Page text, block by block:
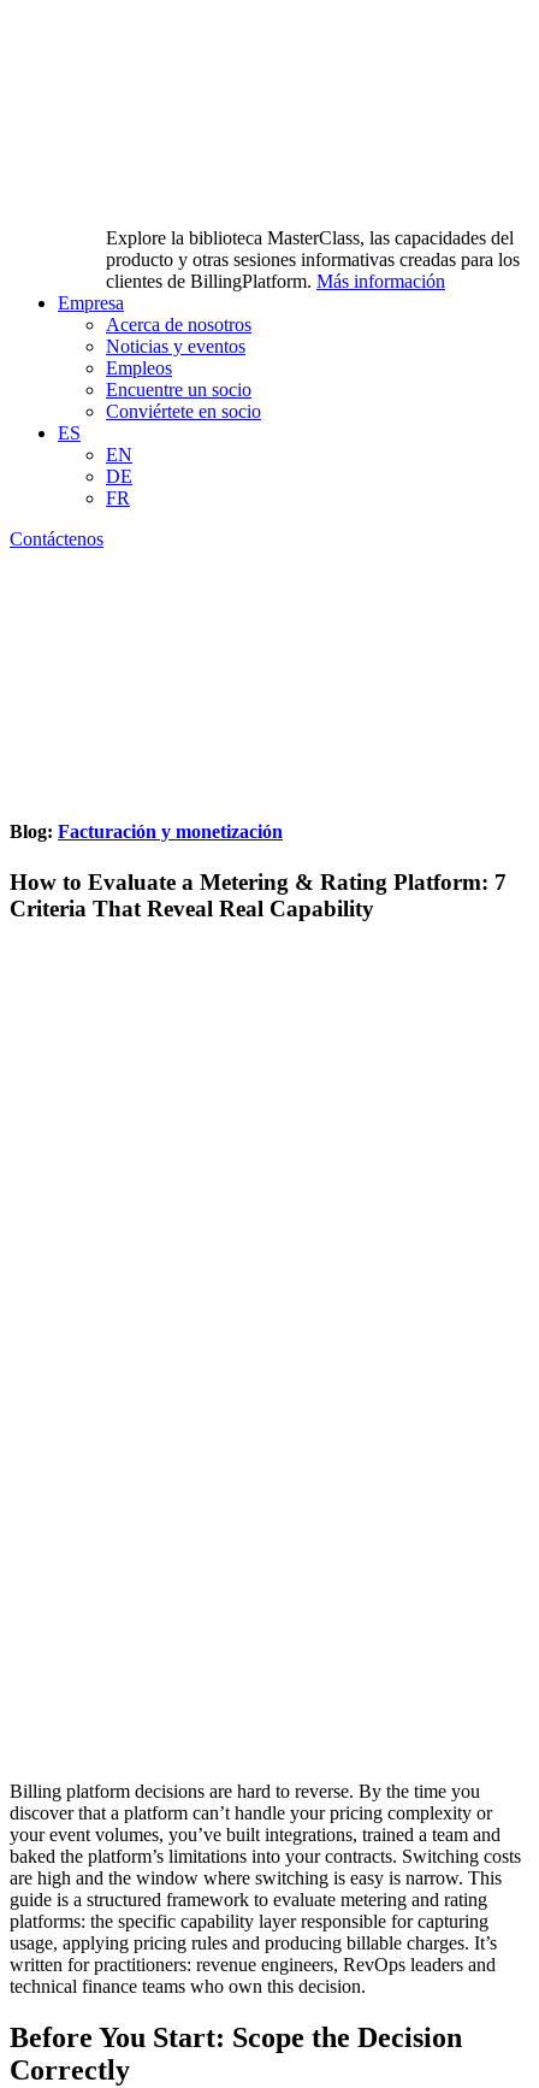
Explore la biblioteca MasterClass, las capacidades del
producto y otras sesiones informativas creadas para los
clientes de BillingPlatform. Más información
Empresa
Acerca de nosotros
Noticias y eventos
Empleos
Encuentre un socio
Conviértete en socio
ES
EN
DE
FR
Contáctenos
Blog: Facturación y monetización
How to Evaluate a Metering & Rating Platform: 7
Criteria That Reveal Real Capability
Billing platform decisions are hard to reverse. By the time you
discover that a platform can’t handle your pricing complexity or
your event volumes, you’ve built integrations, trained a team and
baked the platform’s limitations into your contracts. Switching costs
are high and the window where switching is easy is narrow. This
guide is a structured framework to evaluate metering and rating
platforms: the specific capability layer responsible for capturing
usage, applying pricing rules and producing billable charges. It’s
written for practitioners: revenue engineers, RevOps leaders and
technical finance teams who own this decision.
Before You Start: Scope the Decision
Correctly